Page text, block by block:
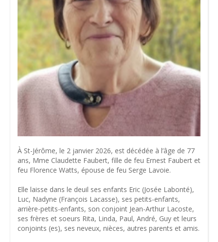
À St-Jérôme, le 2 janvier 2026, est décédée à l’âge de 77
ans, Mme Claudette Faubert, fille de feu Ernest Faubert et
feu Florence Watts, épouse de feu Serge Lavoie.
Elle laisse dans le deuil ses enfants Eric (Josée Labonté),
Luc, Nadyne (François Lacasse), ses petits-enfants,
arrière-petits-enfants, son conjoint Jean-Arthur Lacoste,
ses frères et soeurs Rita, Linda, Paul, André, Guy et leurs
conjoints (es), ses neveux, nièces, autres parents et amis.